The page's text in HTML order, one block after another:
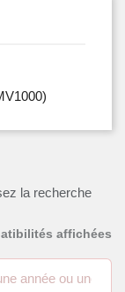
la recherche
affichées